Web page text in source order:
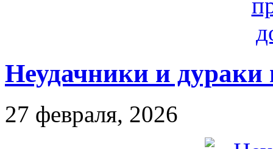
Неудачники и
27 февраля, 2026